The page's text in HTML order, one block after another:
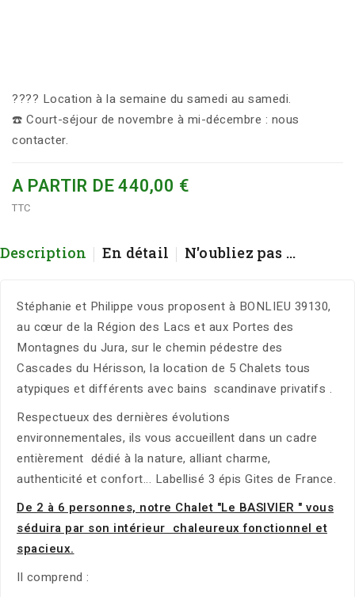
????️ Location à la semaine du samedi au samedi.
☎️ Court-séjour de novembre à mi-décembre : nous
contacter.
A PARTIR DE 440,00 €
TTC
Description En détail N'oubliez pas ...
Stéphanie et Philippe vous proposent à BONLIEU 39130,
au cœur de la Région des Lacs et aux Portes des
Montagnes du Jura, sur le chemin pédestre des
Cascades du Hérisson, la location de 5 Chalets tous
atypiques et différents avec bains scandinave privatifs .
Respectueux des dernières évolutions
environnementales, ils vous accueillent dans un cadre
entièrement dédié à la nature, alliant charme,
authenticité et confort... Labellisé 3 épis Gites de France.
De 2 à 6 personnes, notre Chalet "Le BASIVIER " vous
séduira par son intérieur chaleureux fonctionnel et
spacieux.
Il comprend :